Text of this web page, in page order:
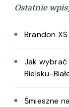
Ostatnie
Brandon
Jak
Bielsku-
Śmieszne